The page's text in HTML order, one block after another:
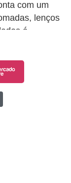
com um
lenços
é
e